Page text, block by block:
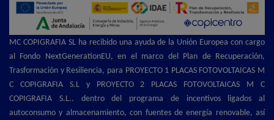
MC COPIGRAFIA SL ha recibido una ayuda de la Unión Europea con cargo
al Fondo NextGenerationEU, en el marco del Plan de Recuperación,
Trasformación y Resiliencia, para PROYECTO 1 PLACAS FOTOVOLTAICAS M
C COPIGRAFIA S.L y PROYECTO 2 PLACAS FOTOVOLTAICAS M C
COPIGRAFIA S.L.. dentro del programa de incentivos ligados al
autoconsumo y almacenamiento, con fuentes de energía renovable, así